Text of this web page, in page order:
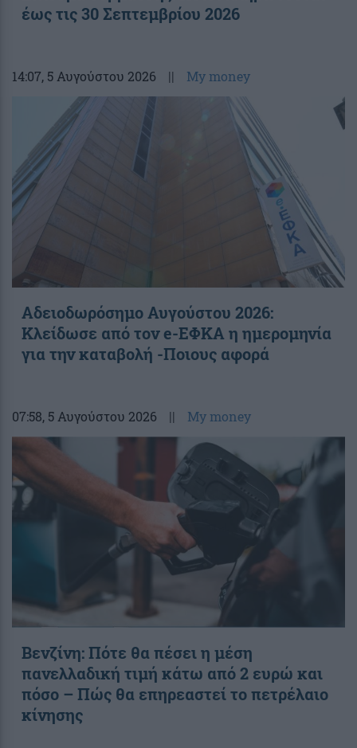
έως τις 30 Σεπτεμβρίου 2026
14:07, 5 Αυγούστου 2026 || My money
Αδειοδωρόσημο Αυγούστου 2026:
Κλείδωσε από τον e-ΕΦΚΑ η ημερομηνία
για την καταβολή -Ποιους αφορά
07:58, 5 Αυγούστου 2026 || My money
Βενζίνη: Πότε θα πέσει η μέση
πανελλαδική τιμή κάτω από 2 ευρώ και
πόσο – Πώς θα επηρεαστεί το πετρέλαιο
κίνησης